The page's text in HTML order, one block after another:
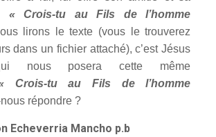
« Crois-tu au Fils de l’homme
lirons le texte (vous le trouverez
dans un fichier attaché), c’est Jésus
nous posera cette même
Crois-tu au Fils de l’homme
répondre ?
Echeverria Mancho p.b